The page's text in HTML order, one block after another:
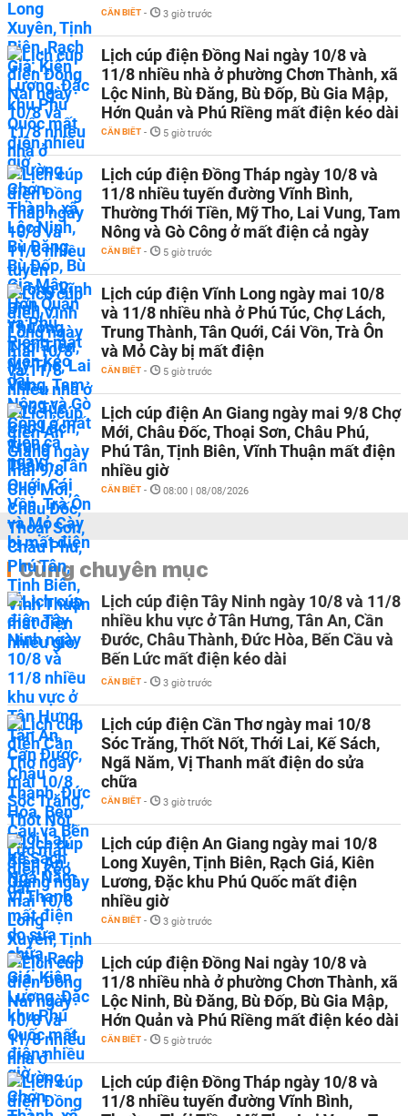
CẦN BIẾT - 3 giờ trước
Lịch cúp điện Đồng Nai ngày 10/8 và
11/8 nhiều nhà ở phường Chơn Thành, xã
Lộc Ninh, Bù Đăng, Bù Đốp, Bù Gia Mập,
Hớn Quản và Phú Riềng mất điện kéo dài
CẦN BIẾT - 5 giờ trước
Lịch cúp điện Đồng Tháp ngày 10/8 và
11/8 nhiều tuyến đường Vĩnh Bình,
Thường Thới Tiền, Mỹ Tho, Lai Vung, Tam
Nông và Gò Công ở mất điện cả ngày
CẦN BIẾT - 5 giờ trước
Lịch cúp điện Vĩnh Long ngày mai 10/8
và 11/8 nhiều nhà ở Phú Túc, Chợ Lách,
Trung Thành, Tân Quới, Cái Vồn, Trà Ôn
và Mỏ Cày bị mất điện
CẦN BIẾT - 5 giờ trước
Lịch cúp điện An Giang ngày mai 9/8 Chợ
Mới, Châu Đốc, Thoại Sơn, Châu Phú,
Phú Tân, Tịnh Biên, Vĩnh Thuận mất điện
nhiều giờ
CẦN BIẾT - 08:00 | 08/08/2026
Cùng chuyên mục
Lịch cúp điện Tây Ninh ngày 10/8 và 11/8
nhiều khu vực ở Tân Hưng, Tân An, Cần
Đước, Châu Thành, Đức Hòa, Bến Cầu và
Bến Lức mất điện kéo dài
CẦN BIẾT - 3 giờ trước
Lịch cúp điện Cần Thơ ngày mai 10/8
Sóc Trăng, Thốt Nốt, Thới Lai, Kế Sách,
Ngã Năm, Vị Thanh mất điện do sửa
chữa
CẦN BIẾT - 3 giờ trước
Lịch cúp điện An Giang ngày mai 10/8
Long Xuyên, Tịnh Biên, Rạch Giá, Kiên
Lương, Đặc khu Phú Quốc mất điện
nhiều giờ
CẦN BIẾT - 3 giờ trước
Lịch cúp điện Đồng Nai ngày 10/8 và
11/8 nhiều nhà ở phường Chơn Thành, xã
Lộc Ninh, Bù Đăng, Bù Đốp, Bù Gia Mập,
Hớn Quản và Phú Riềng mất điện kéo dài
CẦN BIẾT - 5 giờ trước
Lịch cúp điện Đồng Tháp ngày 10/8 và
11/8 nhiều tuyến đường Vĩnh Bình,